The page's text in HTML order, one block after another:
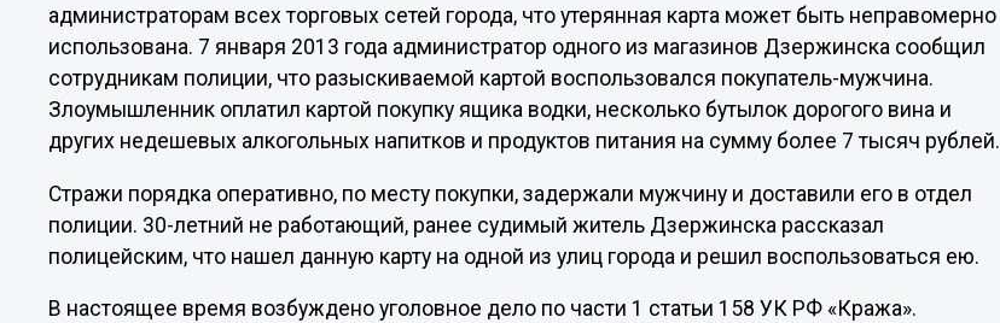
администраторам всех торговых сетей города, что утерянная карта может быть неправомерно
использована. 7 января 2013 года администратор одного из магазинов Дзержинска сообщил
сотрудникам полиции, что разыскиваемой картой воспользовался покупатель-мужчина.
Злоумышленник оплатил картой покупку ящика водки, несколько бутылок дорогого вина и
других недешевых алкогольных напитков и продуктов питания на сумму более 7 тысяч рублей.
Стражи порядка оперативно, по месту покупки, задержали мужчину и доставили его в отдел
полиции. 30-летний не работающий, ранее судимый житель Дзержинска рассказал
полицейским, что нашел данную карту на одной из улиц города и решил воспользоваться ею.
В настоящее время возбуждено уголовное дело по части 1 статьи 158 УК РФ «Кража».